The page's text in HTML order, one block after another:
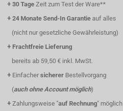
+ 30 Tage Zeit zum Test der Ware**
+ 24 Monate Send-In Garantie auf alles
(nicht nur gesetzliche Gewährleistung)
+ Frachtfreie Lieferung
bereits ab 59,50 € inkl. MwSt.
+ Einfacher sicherer Bestellvorgang
(auch ohne Account möglich)
+ Zahlungsweise "auf Rechnung" möglich